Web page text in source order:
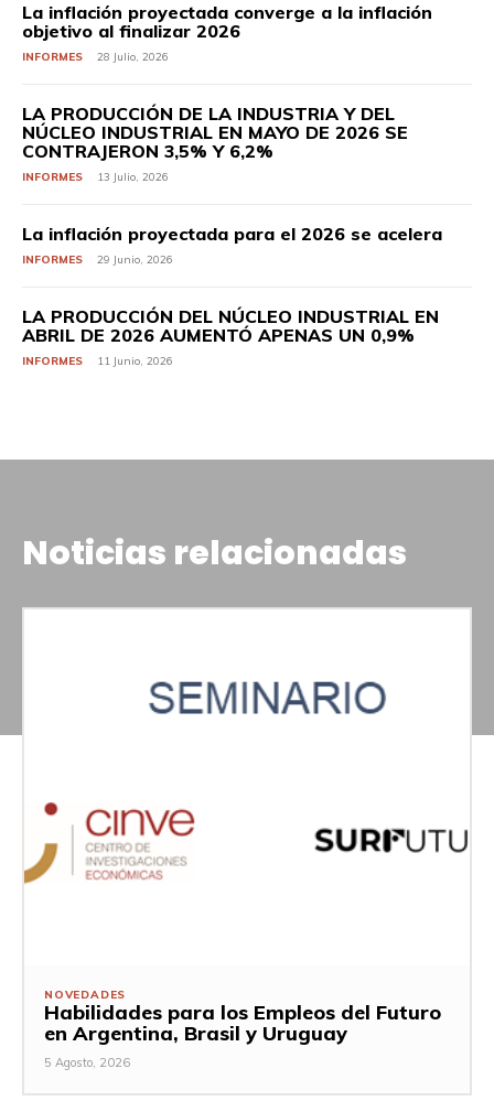
La inflación proyectada converge a la inflación
objetivo al finalizar 2026
INFORMES 28 Julio, 2026
LA PRODUCCIÓN DE LA INDUSTRIA Y DEL
NÚCLEO INDUSTRIAL EN MAYO DE 2026 SE
CONTRAJERON 3,5% Y 6,2%
INFORMES 13 Julio, 2026
La inflación proyectada para el 2026 se acelera
INFORMES 29 Junio, 2026
LA PRODUCCIÓN DEL NÚCLEO INDUSTRIAL EN
ABRIL DE 2026 AUMENTÓ APENAS UN 0,9%
INFORMES 11 Junio, 2026
Noticias relacionadas
NOVEDADES
Habilidades para los Empleos del Futuro
en Argentina, Brasil y Uruguay
5 Agosto, 2026